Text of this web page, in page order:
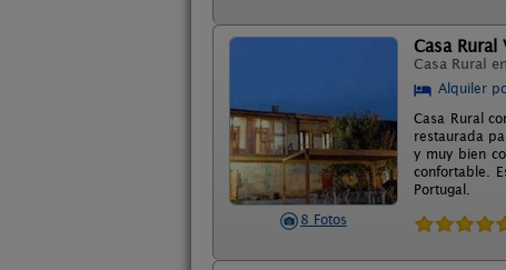
8 Fotos
Casa Rural
Casa Rural en
Alquiler
Casa Rural
restaurada
y muy bien
confortable.
Portugal.